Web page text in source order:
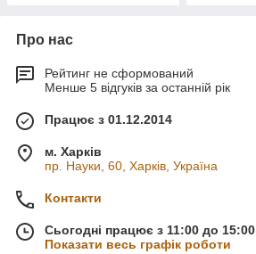
Про нас
Рейтинг не сформований
Менше 5 відгуків за останній рік
Працює з 01.12.2014
м. Харків
пр. Науки, 60, Харків, Україна
Контакти
Сьогодні працює з 11:00 до 15:00
Показати весь графік роботи